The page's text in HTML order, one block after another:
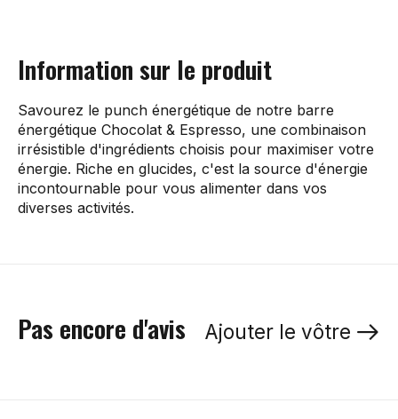
Information sur le produit
Savourez le punch énergétique de notre barre
énergétique Chocolat & Espresso, une combinaison
irrésistible d'ingrédients choisis pour maximiser votre
énergie. Riche en glucides, c'est la source d'énergie
incontournable pour vous alimenter dans vos
diverses activités.
Pas encore d'avis Ajouter le vôtre